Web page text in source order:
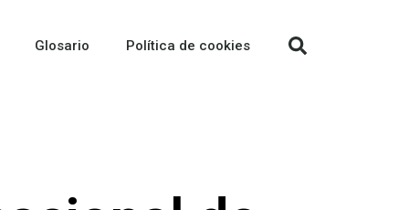
Glosario Política de cookies